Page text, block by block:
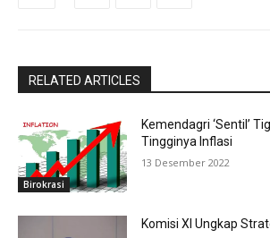
RELATED ARTICLES
Birokrasi
Kemendagri ‘Sentil’
Tingginya Inflasi
13 Desember 2022
Komisi XI Ungkap